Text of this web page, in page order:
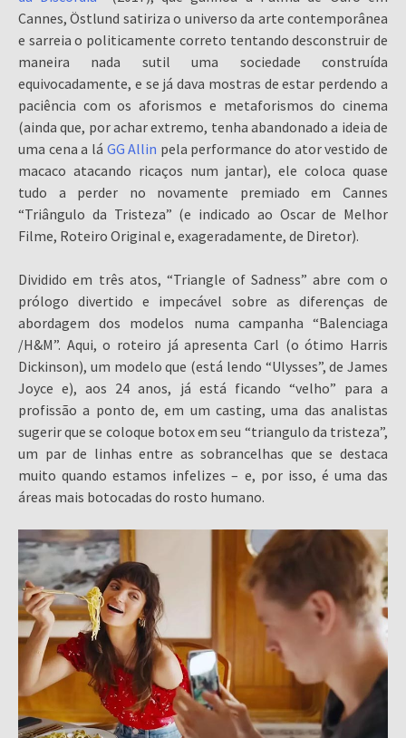
Cannes, Östlund satiriza o universo da arte contemporânea
e sarreia o politicamente correto tentando desconstruir de
maneira nada sutil uma sociedade construída
equivocadamente, e se já dava mostras de estar perdendo a
paciência com os aforismos e metaforismos do cinema
(ainda que, por achar extremo, tenha abandonado a ideia de
uma cena a lá GG Allin pela performance do ator vestido de
macaco atacando ricaços num jantar), ele coloca quase
tudo a perder no novamente premiado em Cannes
“Triângulo da Tristeza” (e indicado ao Oscar de Melhor
Filme, Roteiro Original e, exageradamente, de Diretor).
Dividido em três atos, “Triangle of Sadness” abre com o
prólogo divertido e impecável sobre as diferenças de
abordagem dos modelos numa campanha “Balenciaga
/H&M”. Aqui, o roteiro já apresenta Carl (o ótimo Harris
Dickinson), um modelo que (está lendo “Ulysses”, de James
Joyce e), aos 24 anos, já está ficando “velho” para a
profissão a ponto de, em um casting, uma das analistas
sugerir que se coloque botox em seu “triangulo da tristeza”,
um par de linhas entre as sobrancelhas que se destaca
muito quando estamos infelizes – e, por isso, é uma das
áreas mais botocadas do rosto humano.